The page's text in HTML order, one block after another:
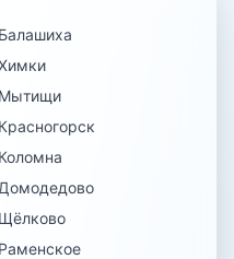
Балашиха
Мытищи
Красногорск
Коломна
Домодедово
Щёлково
Раменское